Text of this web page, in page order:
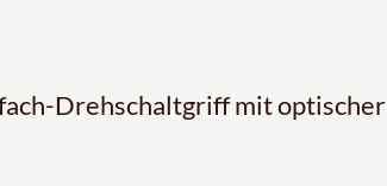
Drehschaltgriff mit optischer